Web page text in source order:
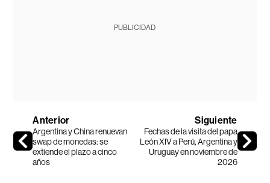
PUBLICIDAD
Anterior
Argentina y China renuevan
swap de monedas: se
extiende el plazo a cinco
años
Siguiente
Fechas de la visita del papa
León XIV a Perú, Argentina y
Uruguay en noviembre de
2026